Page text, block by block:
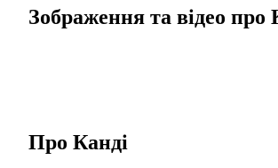
Зображення та відео про
Про Канді